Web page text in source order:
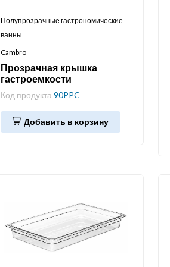
Полупрозрачные гастрономические
ванны
Cambro
Прозрачная крышка
гастроемкости
Код продукта 90PPC
Добавить в корзину